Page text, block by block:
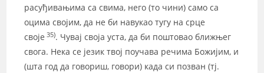
расуђивањима са свима, него (то чини) само са
оцима својим, да не би навукао тугу на срце
своје 35). Чувај своја уста, да би поштовао ближњег
свога. Нека се језик твој поучава речима Божијим, и
(шта год да говориш, говори) када си позван (тј.